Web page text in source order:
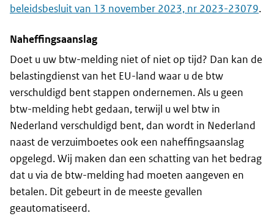
beleidsbesluit van 13 november 2023, nr 2023-23079.
Naheffingsaanslag
Doet u uw btw-melding niet of niet op tijd? Dan kan de
belastingdienst van het EU-land waar u de btw
verschuldigd bent stappen ondernemen. Als u geen
btw-melding hebt gedaan, terwijl u wel btw in
Nederland verschuldigd bent, dan wordt in Nederland
naast de verzuimboetes ook een naheffingsaanslag
opgelegd. Wij maken dan een schatting van het bedrag
dat u via de btw-melding had moeten aangeven en
betalen. Dit gebeurt in de meeste gevallen
geautomatiseerd.